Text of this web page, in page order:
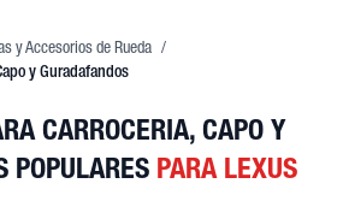
y Accesorios de Rueda /
y Guradafandos
CARROCERIA, CAPO Y
POPULARES PARA LEXUS